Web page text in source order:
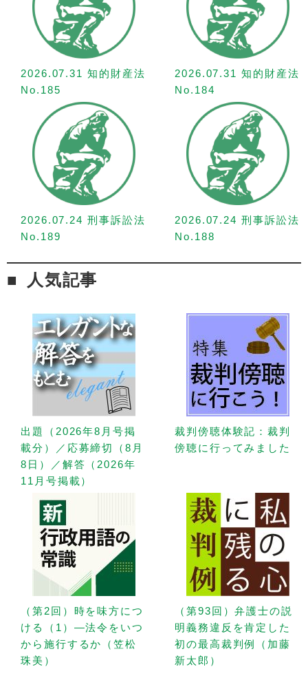
2026.07.31 知的財産法
No.185
2026.07.31 知的財産法
No.184
2026.07.24 刑事訴訟法
No.189
2026.07.24 刑事訴訟法
No.188
人気記事
出題（2026年8月号掲
載分）／応募締切（8月
8日）／解答（2026年
11月号掲載）
裁判傍聴体験記：裁判
傍聴に行ってみました
（第2回）時を味方につ
ける（1）—法令をいつ
から施行するか（笠松
珠美）
（第93回）弁護士の説
明義務違反を肯定した
初の最高裁判例（加藤
新太郎）